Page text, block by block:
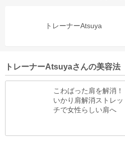
トレーナーAtsuya
トレーナーAtsuyaさんの美容法
こわばった肩を解消！
いかり肩解消ストレッ
チで女性らしい肩へ